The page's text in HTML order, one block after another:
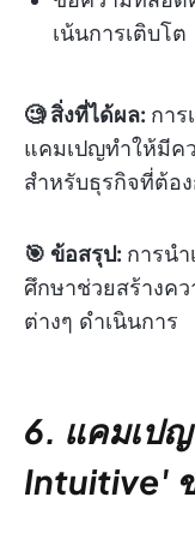
เน้นการเติบโต
🧐 สิ่งที่ได้ผล: กา
แคมเปญทำให้มีค
สำหรับธุรกิจที่ต้อ
🎯 ข้อสรุป: การน
ศึกษาช่วยสร้างค
ต่างๆ ดำเนินการ
6. แคมเป
Intuitive'